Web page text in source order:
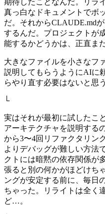
期待したことなんだ。リラ
真っ白なドキュメントでボ
だ。それからCLAUDE.md
するんだ。プロジェクトが
能するかどうかは、正直ま
大きなファイルを小さなフ
説明してもらうようにAIに
らやり直す必要はないと思
└
実はそれが最初に試したこ
アーキテクチャを説明する
から3〜4回リファクタリン
よりデバッグが難しい方法
クトには暗黙の依存関係が
張ると別の何かがほどけち
ングが安定する前に、毎日
ちゃった。リライトは全く
ど…。